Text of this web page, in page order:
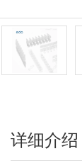
详细介绍